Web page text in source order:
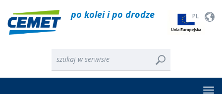
po kolei i po drodze PL